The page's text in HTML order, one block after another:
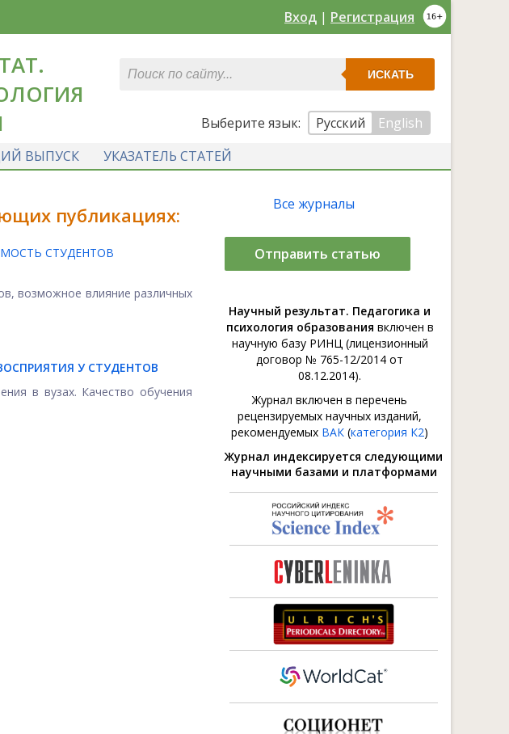
Вход | Регистрация
ИСКАТЬ
Выберите язык: Русский
English
ВЫПУСК УКАЗАТЕЛЬ СТАТЕЙ
публикациях:
СТУДЕНТОВ
возможное влияние различных
У СТУДЕНТОВ
в вузах. Качество обучения
Все журналы
Отправить статью
Научный результат. Педагогика и
психология образования включен в
научную базу РИНЦ (лицензионный
договор № 765-12/2014 от
08.12.2014).
Журнал включен в перечень
рецензируемых научных изданий,
рекомендуемых ВАК (категория К2)
Журнал индексируется следующими
научными базами и платформами